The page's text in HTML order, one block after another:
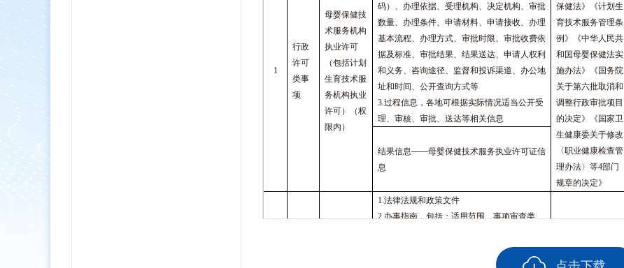
1
行政
许可
类事
项
母婴保健技
术服务机构
执业许可
（包括计划
生育技术服
务机构执业
许可）（权
限内）
码）、办理依据、受理机构、决定机构、审批
数量、办理条件、申请材料、申请接收、办理
基本流程、办理方式、审批时限、审批收费依
据及标准、审批结果、结果送达、申请人权利
和义务、咨询途径、监督和投诉渠道、办公地
址和时间、公开查询方式等
3.过程信息，各地可根据实际情况适当公开受
理、审核、审批、送达等相关信息
保健法》《计划生
育技术服务管理条
例》《中华人民共
和国母婴保健法实
施办法》《国务院
关于第六批取消和
调整行政审批项目
的决定》《国家卫
生健康委关于修改
〈职业健康检查管
理办法〉等4部门
规章的决定》
结果信息——母婴保健技术服务执业许可证信
息
1.法律法规和政策文件
2.办事指南，包括：适用范围、事项审查类
码）、办理依据、受理机构、决定机构、审批
数量、办理条件、申请材料、申请接收、办理